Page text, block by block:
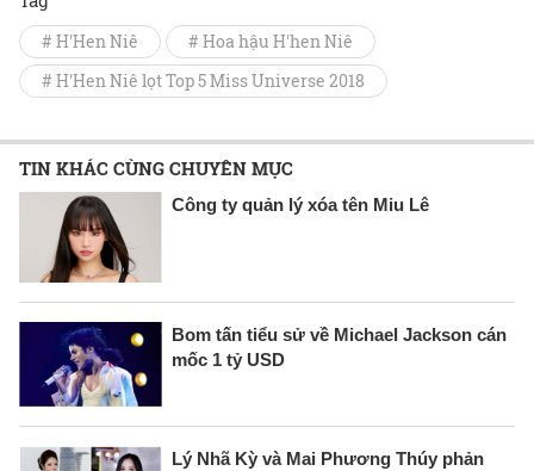
# H'Hen Niê
# Hoa hậu H'hen Niê
# H'Hen Niê lọt Top 5 Miss Universe 2018
TIN KHÁC CÙNG CHUYÊN MỤC
Công ty quản lý xóa tên Miu Lê
Bom tấn tiểu sử về Michael Jackson cán
mốc 1 tỷ USD
Lý Nhã Kỳ và Mai Phương Thúy phản